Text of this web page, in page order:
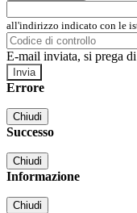
all'indirizzo indicato con le
E-mail inviata, si prega
Errore
Chiudi
Successo
Chiudi
Informazione
Chiudi